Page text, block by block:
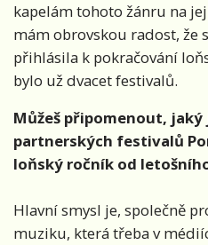
kapelám tohoto žánru na
mám obrovskou radost, že
přihlásila k pokračování
bylo už dvacet festivalů.
Můžeš připomenout,
partnerských festivalů
loňský ročník od
Hlavní smysl je, společně
muziku, která třeba v